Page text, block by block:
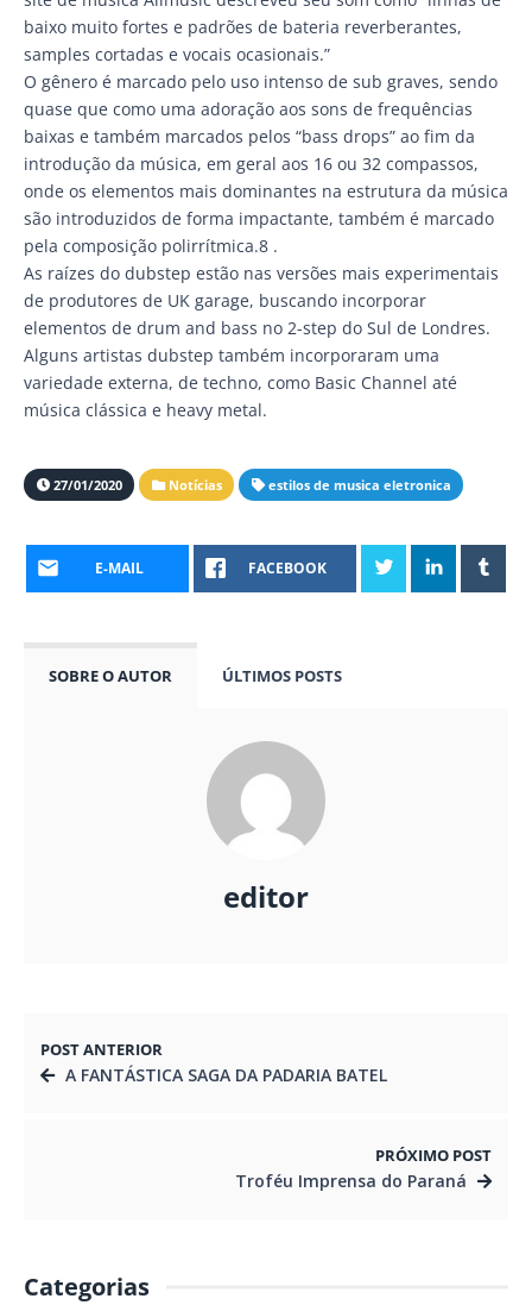
baixo muito fortes e padrões de bateria reverberantes,
samples cortadas e vocais ocasionais.”
O gênero é marcado pelo uso intenso de sub graves, sendo
quase que como uma adoração aos sons de frequências
baixas e também marcados pelos “bass drops” ao fim da
introdução da música, em geral aos 16 ou 32 compassos,
onde os elementos mais dominantes na estrutura da música
são introduzidos de forma impactante, também é marcado
pela composição polirrítmica.8 .
As raízes do dubstep estão nas versões mais experimentais
de produtores de UK garage, buscando incorporar
elementos de drum and bass no 2-step do Sul de Londres.
Alguns artistas dubstep também incorporaram uma
variedade externa, de techno, como Basic Channel até
música clássica e heavy metal.
27/01/2020 Notícias estilos de musica eletronica
E-MAIL FACEBOOK
SOBRE O AUTOR ÚLTIMOS POSTS
editor
POST ANTERIOR
A FANTÁSTICA SAGA DA PADARIA BATEL
PRÓXIMO POST
Troféu Imprensa do Paraná
Categorias